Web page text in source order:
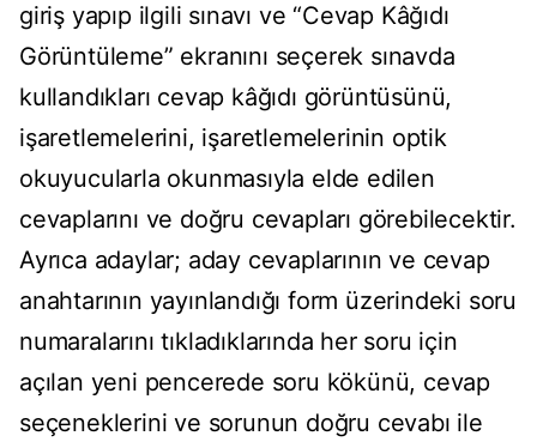
giriş yapıp ilgili sınavı ve “Cevap Kâğıdı
Görüntüleme” ekranını seçerek sınavda
kullandıkları cevap kâğıdı görüntüsünü,
işaretlemelerini, işaretlemelerinin optik
okuyucularla okunmasıyla elde edilen
cevaplarını ve doğru cevapları görebilecektir.
Ayrıca adaylar; aday cevaplarının ve cevap
anahtarının yayınlandığı form üzerindeki soru
numaralarını tıkladıklarında her soru için
açılan yeni pencerede soru kökünü, cevap
seçeneklerini ve sorunun doğru cevabı ile